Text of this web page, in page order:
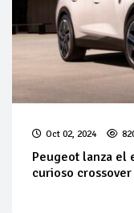
Oct 02, 2024
Peugeot lanza el
curioso crossover